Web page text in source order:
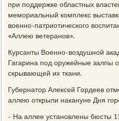
при поддержке областных
мемориальный комплекс
военно-патриотического
«Аллею ветеранов».
Курсанты Военно-воздушной
Гагарина под оружейные залпы
скрывающей их ткани.
Губернатор Алексей Гордеев
аллею открыли накануне Дня
- На аллее установлены бюсты